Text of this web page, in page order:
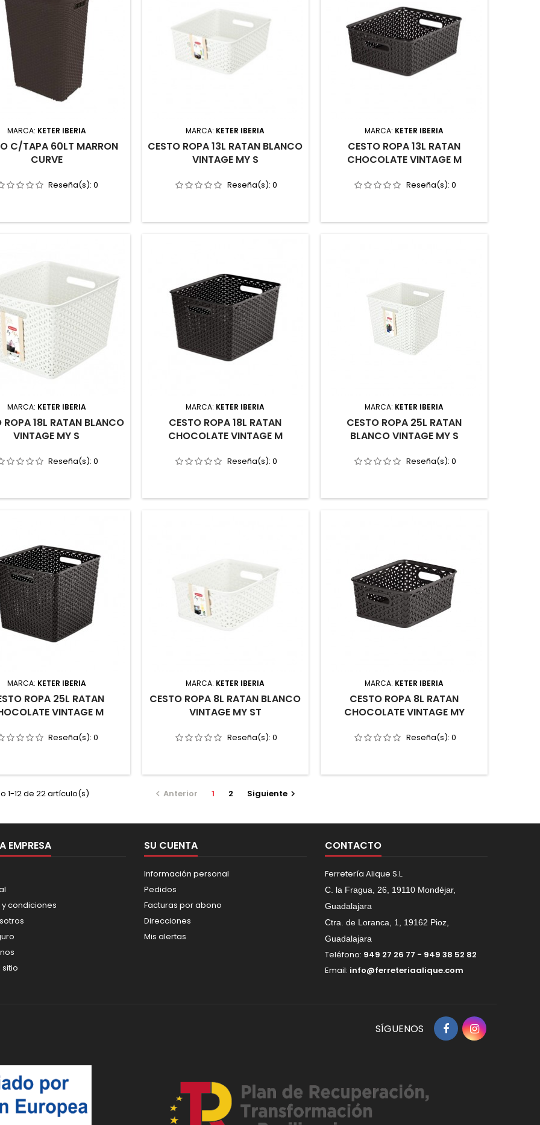
MARCA: KETER IBERIA
C/TAPA 60LT MARRON
CURVE
Reseña(s):0
MARCA: KETER IBERIA
CESTO ROPA 13L RATAN BLANCO
VINTAGE MY S
Reseña(s): 0
MARCA: KETER IBERIA
CESTO ROPA 13L RATAN
CHOCOLATE VINTAGE M
Reseña(s): 0
MARCA: KETER IBERIA
ROPA 18L RATAN BLANCO
VINTAGE MY S
Reseña(s):0
MARCA: KETER IBERIA
CESTO ROPA 18L RATAN
CHOCOLATE VINTAGE M
Reseña(s): 0
MARCA: KETER IBERIA
CESTO ROPA 25L RATAN
BLANCO VINTAGE MY S
Reseña(s): 0
MARCA: KETER IBERIA
ROPA 25L RATAN
VINTAGE M
Reseña(s):0
MARCA: KETER IBERIA
CESTO ROPA 8L RATAN BLANCO
VINTAGE MY ST
Reseña(s): 0
MARCA: KETER IBERIA
CESTO ROPA 8L RATAN
CHOCOLATE VINTAGE MY
Reseña(s): 0
1-12 de 22 artículo(s)  Anterior 1 2 Siguiente 
EMPRESA
condiciones
SU CUENTA
Información personal
Pedidos
Facturas por abono
Direcciones
Mis alertas
CONTACTO
Ferretería Alique S.L.
C. la Fragua, 26, 19110 Mondéjar,
Guadalajara
Ctra. de Loranca, 1, 19162 Pioz,
Guadalajara
Teléfono: 949 27 26 77 - 949 38 52 82
Email: info@ferreteriaalique.com
SÍGUENOS